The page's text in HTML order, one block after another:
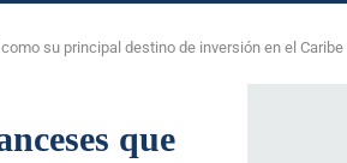
su principal destino de inversión en el Caribe
que